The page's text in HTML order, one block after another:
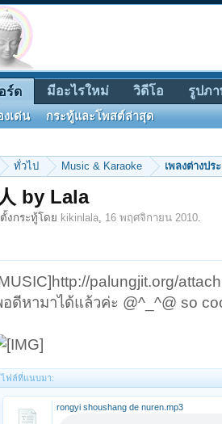
ทั่วไป Music & Karaoke เพลงต่างปร
by Lala
งกระทู้โดย kikinlala, 16 พฤศจิกายน 2010.
palungjit.org/
ดีหามาได้แล้วค่ะ @^_^@ so
ไฟล์ที่แนบมา:
rongyi shoushang de nuren.mp3
ร์ด
งเด่น กระทู้และโพสต์ล่าสุด
มีอะไรใหม่ วิดีโอ รูปภ